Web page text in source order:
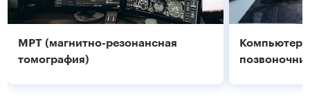
МРТ (магнитно-резонансная
томография)